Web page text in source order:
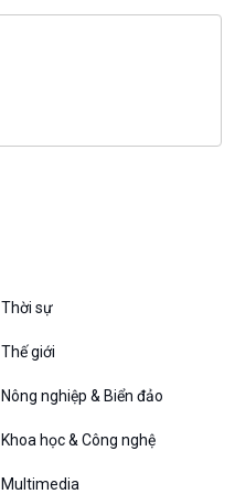
Infographic
10 phút Sự kiện - Luận bàn
Dòng chảy sự kiện
Diễn đàn chủ nhật
Chuyện đêm
Thời sự
Thế giới
Nông nghiệp & Biển đảo
Khoa học & Công nghệ
Multimedia